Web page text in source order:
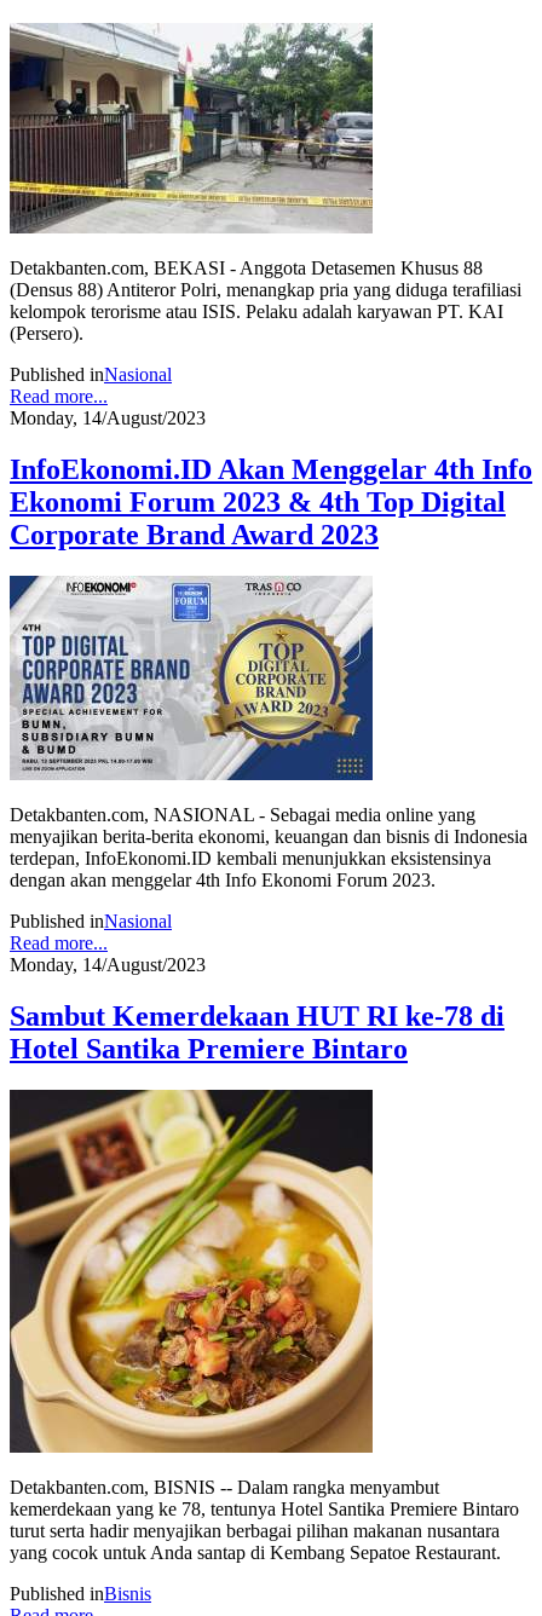
Detakbanten.com, BEKASI - Anggota Detasemen Khusus 88
(Densus 88) Antiteror Polri, menangkap pria yang diduga terafiliasi
kelompok terorisme atau ISIS. Pelaku adalah karyawan PT. KAI
(Persero).
Published inNasional
Read more...
Monday, 14/August/2023
InfoEkonomi.ID Akan Menggelar 4th Info
Ekonomi Forum 2023 & 4th Top Digital
Corporate Brand Award 2023
Detakbanten.com, NASIONAL - Sebagai media online yang
menyajikan berita-berita ekonomi, keuangan dan bisnis di Indonesia
terdepan, InfoEkonomi.ID kembali menunjukkan eksistensinya
dengan akan menggelar 4th Info Ekonomi Forum 2023.
Published inNasional
Read more...
Monday, 14/August/2023
Sambut Kemerdekaan HUT RI ke-78 di
Hotel Santika Premiere Bintaro
Detakbanten.com, BISNIS -- Dalam rangka menyambut
kemerdekaan yang ke 78, tentunya Hotel Santika Premiere Bintaro
turut serta hadir menyajikan berbagai pilihan makanan nusantara
yang cocok untuk Anda santap di Kembang Sepatoe Restaurant.
Published inBisnis